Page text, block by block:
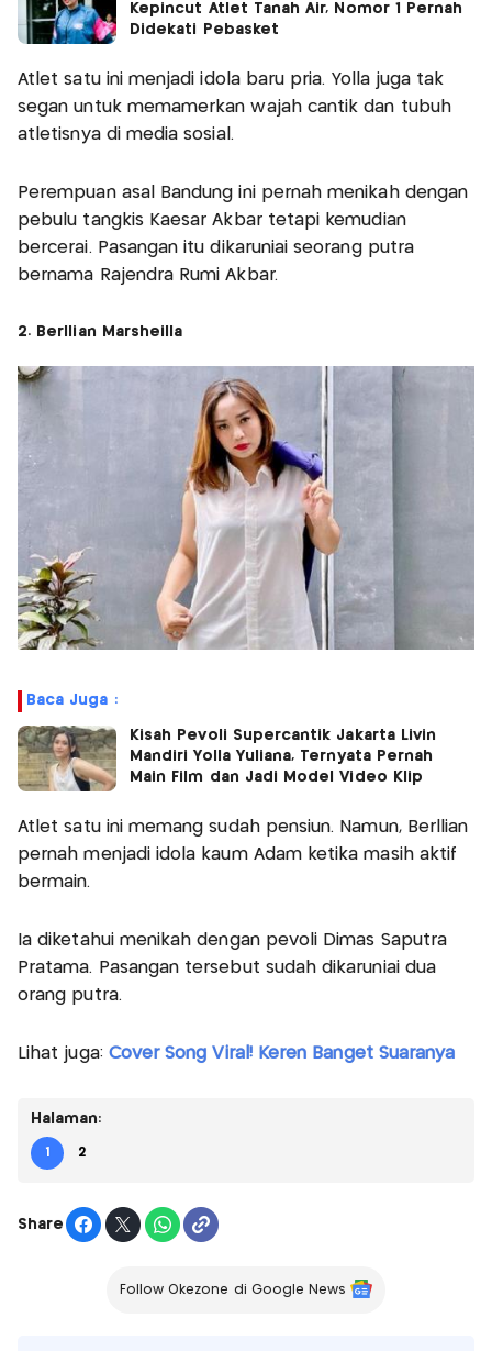
Kepincut Atlet Tanah Air, Nomor 1 Pernah
Didekati Pebasket
Atlet satu ini menjadi idola baru pria. Yolla juga tak
segan untuk memamerkan wajah cantik dan tubuh
atletisnya di media sosial.
Perempuan asal Bandung ini pernah menikah dengan
pebulu tangkis Kaesar Akbar tetapi kemudian
bercerai. Pasangan itu dikaruniai seorang putra
bernama Rajendra Rumi Akbar.
2. Berllian Marsheilla
Baca Juga :
Kisah Pevoli Supercantik Jakarta Livin
Mandiri Yolla Yuliana, Ternyata Pernah
Main Film dan Jadi Model Video Klip
Atlet satu ini memang sudah pensiun. Namun, Berllian
pernah menjadi idola kaum Adam ketika masih aktif
bermain.
Ia diketahui menikah dengan pevoli Dimas Saputra
Pratama. Pasangan tersebut sudah dikaruniai dua
orang putra.
Lihat juga: Cover Song Viral! Keren Banget Suaranya
Halaman:
1 2
Share
Follow Okezone di Google News